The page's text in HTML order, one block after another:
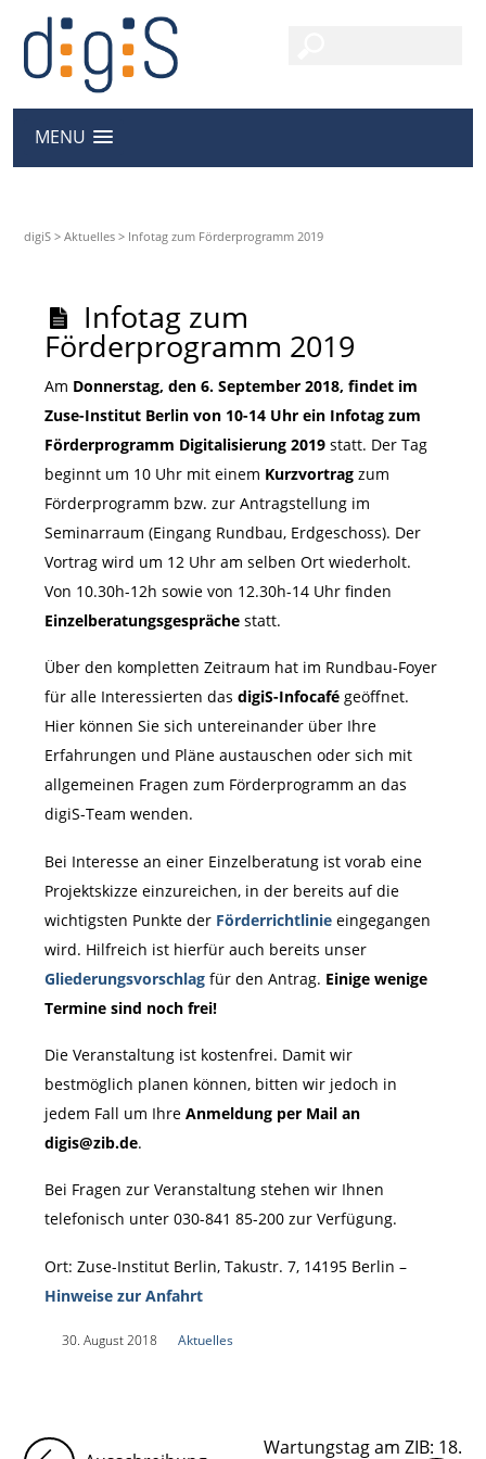
MENU
digiS >Aktuelles > Infotag zum Förderprogramm 2019
Infotag zum
Förderprogramm 2019
Am Donnerstag, den 6. September 2018, findet im
Zuse-Institut Berlin von 10-14 Uhr ein Infotag zum
Förderprogramm Digitalisierung 2019statt. Der Tag
beginnt um 10 Uhr mit einem Kurzvortragzum
Förderprogramm bzw. zur Antragstellung im
Seminarraum (Eingang Rundbau, Erdgeschoss). Der
Vortrag wird um 12 Uhr am selben Ort wiederholt.
Von 10.30h-12h sowie von 12.30h-14 Uhr finden
Einzelberatungsgesprächestatt.
Über den kompletten Zeitraum hat im Rundbau-Foyer
für alle Interessierten das digiS-Infocafégeöffnet.
Hier können Sie sich untereinander über Ihre
Erfahrungen und Pläne austauschen oder sich mit
allgemeinen Fragen zum Förderprogramm an das
digiS-Team wenden.
Bei Interesse an einer Einzelberatung ist vorab eine
Projektskizze einzureichen, in der bereits auf die
wichtigsten Punkte der Förderrichtlinieeingegangen
wird. Hilfreich ist hierfür auch bereits unser
Gliederungsvorschlagfür den Antrag. Einige wenige
Termine sind noch frei!
Die Veranstaltung ist kostenfrei. Damit wir
bestmöglich planen können, bitten wir jedoch in
jedem Fall um Ihre Anmeldung per Mail an
digis@zib.de.
Bei Fragen zur Veranstaltung stehen wir Ihnen
telefonisch unter 030-841 85-200 zur Verfügung.
Ort: Zuse-Institut Berlin, Takustr. 7, 14195 Berlin –
Hinweise zur Anfahrt
30. August 2018 Aktuelles
Wartungstag am ZIB: 18.